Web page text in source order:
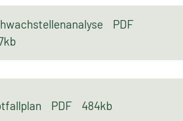
PDF
PDF 484kb